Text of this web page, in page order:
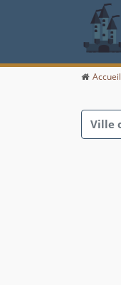
Accueil